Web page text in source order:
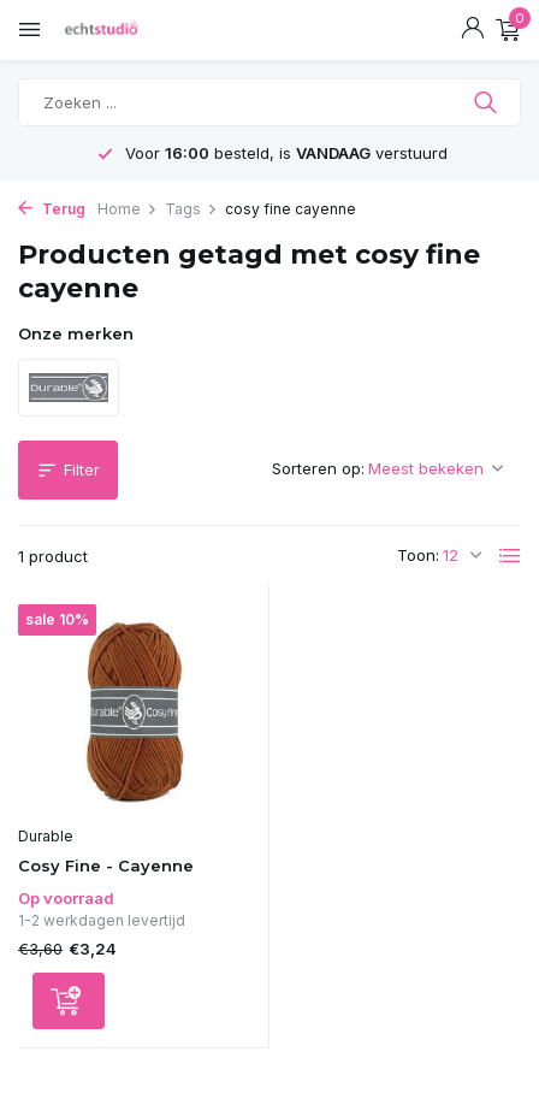
0
Voor 16:00 besteld, is VANDAAGverstuurd
Terug Home Tags cosy fine cayenne
Producten getagd met cosy fine
cayenne
Onze merken
Filter
1 product Toon:
Sorteren op:
sale 10%
Durable
Cosy Fine - Cayenne
Op voorraad
1-2 werkdagen levertijd
€3,60 €3,24